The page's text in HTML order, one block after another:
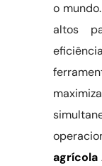
o
altos
agrícola